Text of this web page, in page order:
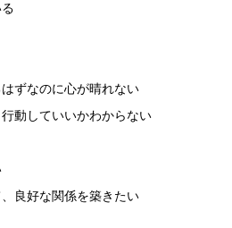
ずなのに心が晴れない
動していいかわからない
良好な関係を築きたい